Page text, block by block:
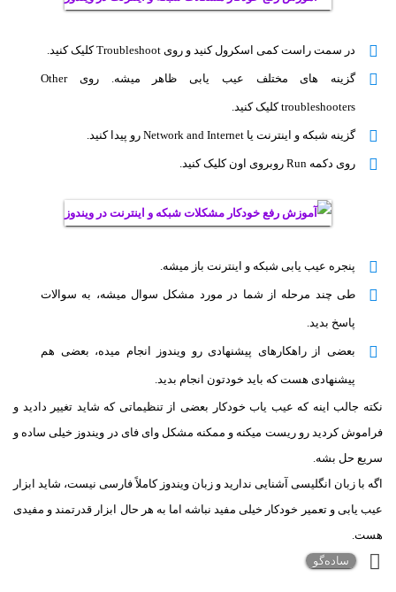
در سمت راست کمی اسکرول کنید و روی Troubleshoot کلیک کنید.
گزینه های مختلف عیب یابی ظاهر میشه. روی Other
troubleshooters کلیک کنید.
گزینه شبکه و اینترنت یا Network and Internet رو پیدا کنید.
روی دکمه Run روبروی اون کلیک کنید.
پنجره عیب یابی شبکه و اینترنت باز میشه.
طی چند مرحله از شما در مورد مشکل سوال میشه، به سوالات
پاسخ بدید.
بعضی از راهکارهای پیشنهادی رو ویندوز انجام میده، بعضی هم
پیشنهادی هست که باید خودتون انجام بدید.
نکته جالب اینه که عیب یاب خودکار بعضی از تنظیماتی که شاید تغییر دادید و
فراموش کردید رو ریست میکنه و ممکنه مشکل وای فای در ویندوز خیلی ساده و
سریع حل بشه.
اگه با زبان انگلیسی آشنایی ندارید و زبان ویندوز کاملاً فارسی نیست، شاید ابزار
عیب یابی و تعمیر خودکار خیلی مفید نباشه اما به هر حال ابزار قدرتمند و مفیدی
هست.
ساده‌گو